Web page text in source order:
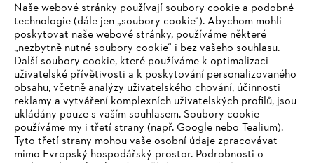
Naše webové stránky používají soubory cookie a podobné
technologie (dále jen „soubory cookie“). Abychom mohli
poskytovat naše webové stránky, používáme některé
„nezbytně nutné soubory cookie“ i bez vašeho souhlasu.
Další soubory cookie, které používáme k optimalizaci
uživatelské přívětivosti a k poskytování personalizovaného
obsahu, včetně analýzy uživatelského chování, účinnosti
reklamy a vytváření komplexních uživatelských profilů, jsou
ukládány pouze s vaším souhlasem. Soubory cookie
používáme my i třetí strany (např. Google nebo Tealium).
Tyto třetí strany mohou vaše osobní údaje zpracovávat
mimo Evropský hospodářský prostor. Podrobnosti o